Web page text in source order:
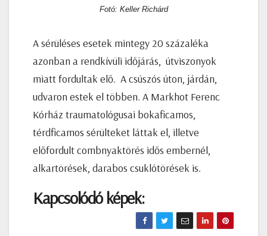
Fotó: Keller Richárd
A sérüléses esetek mintegy 20 százaléka
azonban a rendkívüli időjárás, útviszonyok
miatt fordultak elő. A csúszós úton, járdán,
udvaron estek el többen. A Markhot Ferenc
Kórház traumatológusai bokaficamos,
térdficamos sérülteket láttak el, illetve
előfordult combnyaktörés idős embernél,
alkartörések, darabos csuklótörések is.
Kapcsolódó képek: